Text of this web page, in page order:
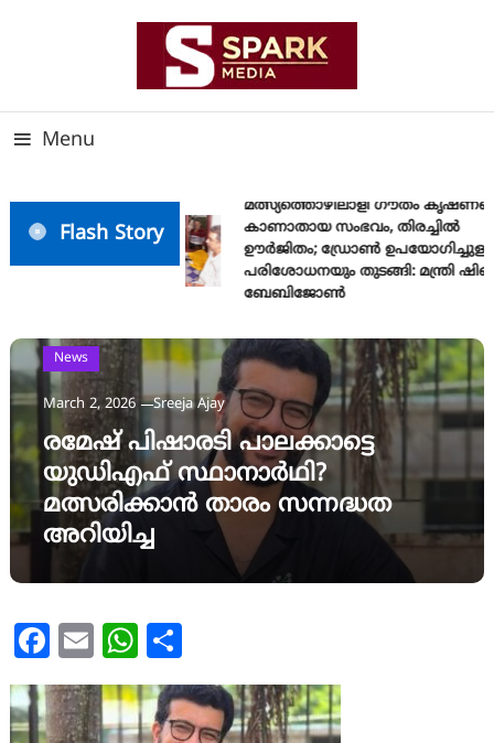
Menu
Flash Story
മത്സ്യത്തൊഴിലാളി ഗൗതം കൃഷ്ണയെ
കാണാതായ സംഭവം, തിരച്ചിൽ
ഊർജിതം; ഡ്രോണ്‍ ഉപയോഗിച്ചുള്ള
പരിശോധനയും തുടങ്ങി: മന്ത്രി ഷിബു
ബേബിജോണ്‍
News
March 2, 2026 Sreeja Ajay
രമേഷ് പിഷാരടി പാലക്കാട്ടെ
യുഡിഎഫ് സ്ഥാനാര്‍ഥി?
മത്സരിക്കാന്‍ താരം സന്നദ്ധത
അറിയിച്ച
Facebook
Email WhatsApp